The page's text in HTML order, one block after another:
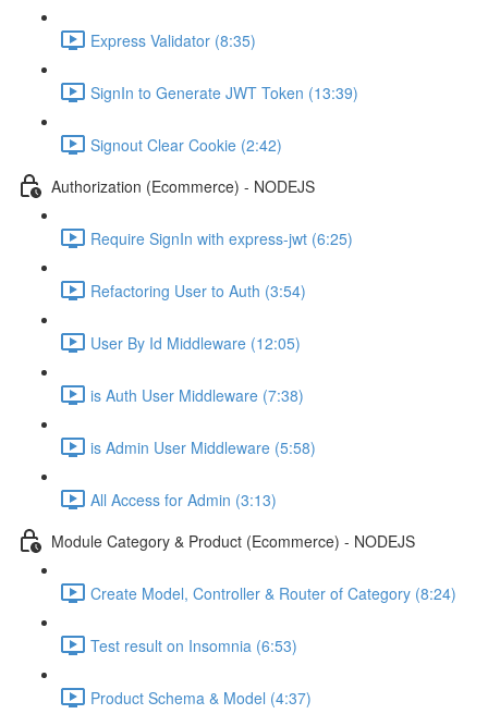
Express Validator (8:35)
SignIn to Generate JWT Token (13:39)
Signout Clear Cookie (2:42)
Authorization (Ecommerce) - NODEJS
Require SignIn with express-jwt (6:25)
Refactoring User to Auth (3:54)
User By Id Middleware (12:05)
is Auth User Middleware (7:38)
is Admin User Middleware (5:58)
All Access for Admin (3:13)
Module Category & Product (Ecommerce) - NODEJS
Create Model, Controller & Router of Category (8:24)
Test result on Insomnia (6:53)
Product Schema & Model (4:37)